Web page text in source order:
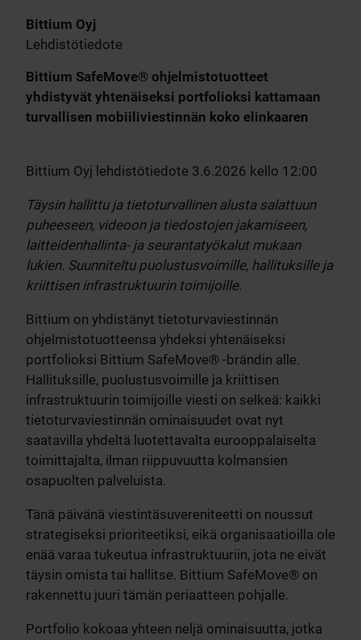
Bittium Oyj
Lehdistötiedote
Bittium SafeMove® ohjelmistotuotteet
yhdistyvät yhtenäiseksi portfolioksi kattamaan
turvallisen mobiiliviestinnän koko elinkaaren
Bittium Oyj lehdistötiedote 3.6.2026 kello 12:00
Täysin hallittu ja tietoturvallinen alusta salattuun
puheeseen, videoon ja tiedostojen jakamiseen,
laitteidenhallinta- ja seurantatyökalut mukaan
lukien. Suunniteltu puolustusvoimille, hallituksille ja
kriittisen infrastruktuurin toimijoille.
Bittium on yhdistänyt tietoturvaviestinnän
ohjelmistotuotteensa yhdeksi yhtenäiseksi
portfolioksi Bittium SafeMove® -brändin alle.
Hallituksille, puolustusvoimille ja kriittisen
infrastruktuurin toimijoille viesti on selkeä: kaikki
tietoturvaviestinnän ominaisuudet ovat nyt
saatavilla yhdeltä luotettavalta eurooppalaiselta
toimittajalta, ilman riippuvuutta kolmansien
osapuolten palveluista.
Tänä päivänä viestintäsuvereniteetti on noussut
strategiseksi prioriteetiksi, eikä organisaatioilla ole
enää varaa tukeutua infrastruktuuriin, jota ne eivät
täysin omista tai hallitse. Bittium SafeMove® on
rakennettu juuri tämän periaatteen pohjalle.
Portfolio kokoaa yhteen neljä ominaisuutta, jotka